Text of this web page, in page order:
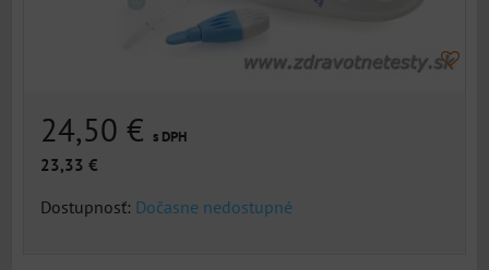
24,50 € s DPH
23,33 €
Dostupnosť: Dočasne nedostupné